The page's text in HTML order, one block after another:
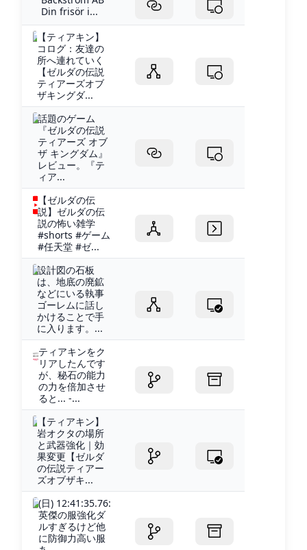
Din frisör i...
【ティアキン】
コログ：友達の
所へ連れていく
【ゼルダの伝説
ティアーズオブ
ザキングダ...
話題のゲーム
『ゼルダの伝説
ティアーズ オブ
ザ キングダム』
レビュー。『テ
ィア...
【ゼルダの伝
説】ゼルダの伝
説の怖い雑学
#shorts #ゲーム
#任天堂 #ゼ...
設計図の石板
は、地底の廃鉱
などにいる執事
ゴーレムに話し
かけることで手
に入ります。...
ティアキンをク
リアしたんです
が、秘石の能力
の力を倍加させ
ると... -...
【ティアキン】
岩オクタの場所
と武器強化｜効
果変更【ゼルダ
の伝説ティアー
ズオブザキ...
(日) 12:41:35.76:
英傑の服強化ダ
ルすぎるけど他
に防御力高い服